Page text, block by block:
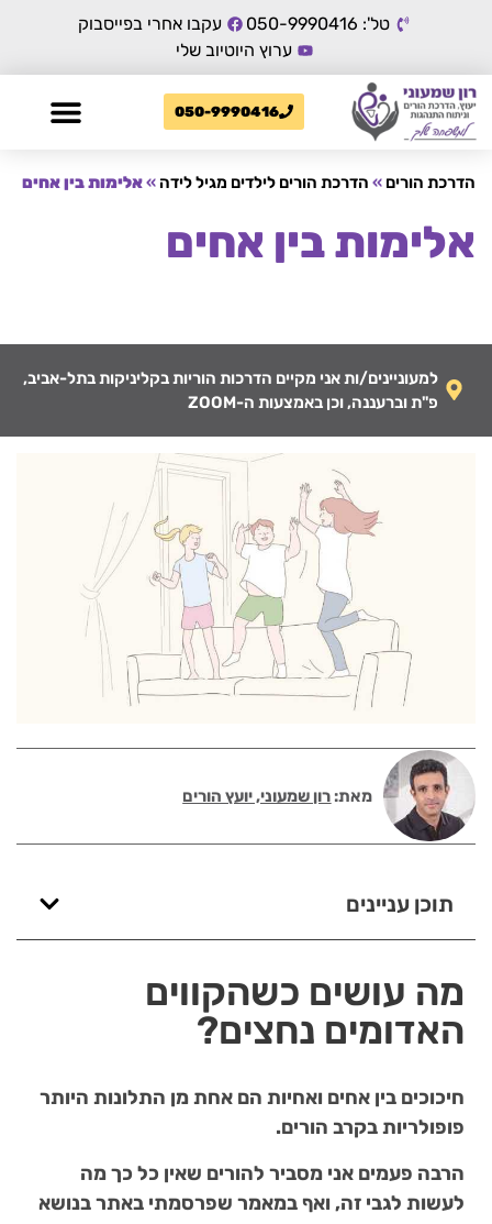
טל': 050-9990416
עקבו אחרי בפייסבוק
ערוץ היוטיוב שלי
050-9990416
הדרכת הורים » הדרכת הורים לילדים מגיל לידה »אלימות בין אחים
אלימות בין אחים
למעוניינים/ות אני מקיים הדרכות הוריות בקליניקות בתל-אביב,
פ"ת וברעננה, וכן באמצעות ה-ZOOM
מאת:רון שמעוני, יועץ הורים
תוכן עניינים
מה עושים כשהקווים
האדומים נחצים?
חיכוכים בין אחים ואחיות הם אחת מן התלונות היותר
פופולריות בקרב הורים.
הרבה פעמים אני מסביר להורים שאין כל כך מה
לעשות לגבי זה, ואף במאמר שפרסמתי באתר בנושא